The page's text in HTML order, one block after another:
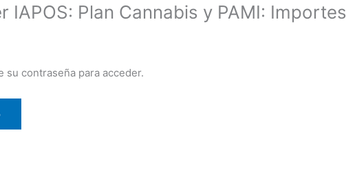
Plan Cannabis y PAMI: Importes
contraseña para acceder.